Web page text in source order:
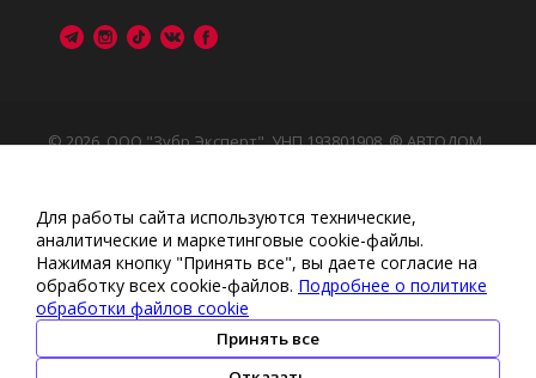
© 2026, ООО "Зубр Эксперт", УНП 193801908. ® АВТОДОМ
сайт носит исключительно информационный характер
Любое использование либо копирование материалов
или подборки материалов сайта, элементов дизайна и
оформления запрещено
Политика обработки персональных данных
обработки файлов cookie•Политика видеонаблюдения
•Условия обработки персональных данных
Для работы сайта используются технические,
аналитические и маркетинговые сооkіе-файлы.
Нажимая кнопку "Принять все", вы даете согласие на
обработку всех cookie-файлов. Подробнее о политике
обработки файлов cookie
Принять все